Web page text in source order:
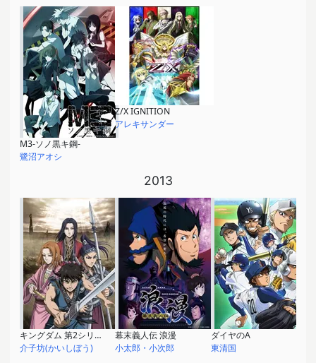
M3-ソノ黒キ鋼-
鷺沼アオシ
Z/X IGNITION
アレキサンダー
2013
キングダム 第2シリーズ
介子坊(かいしぼう)
幕末義人伝 浪漫
小太郎・小次郎
ダイヤのA
東清国